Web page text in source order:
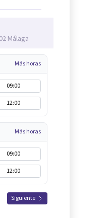
Málaga
Más horas
09:00
12:00
Más horas
09:00
12:00
Siguiente